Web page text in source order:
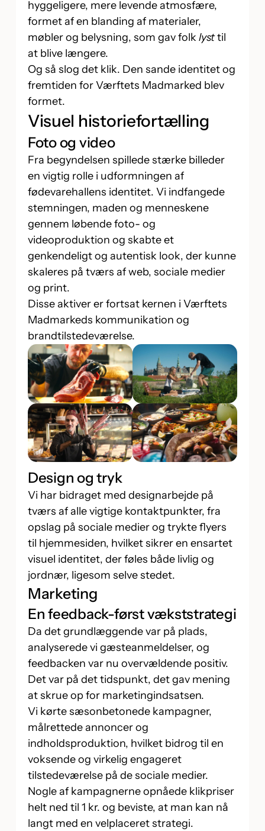
hyggeligere, mere levende atmosfære,
formet af en blanding af materialer,
møbler og belysning, som gav folk lysttil
at blive længere.
Og så slog det klik. Den sande identitet og
fremtiden for Værftets Madmarked blev
formet.
Visuel historiefortælling
Foto og video
Fra begyndelsen spillede stærke billeder
en vigtig rolle i udformningen af
fødevarehallens identitet. Vi indfangede
stemningen, maden og menneskene
gennem løbende foto- og
videoproduktion og skabte et
genkendeligt og autentisk look, der kunne
skaleres på tværs af web, sociale medier
og print.
Disse aktiver er fortsat kernen i Værftets
Madmarkeds kommunikation og
brandtilstedeværelse.
Design og tryk
Vi har bidraget med designarbejde på
tværs af alle vigtige kontaktpunkter, fra
opslag på sociale medier og trykte flyers
til hjemmesiden, hvilket sikrer en ensartet
visuel identitet, der føles både livlig og
jordnær, ligesom selve stedet.
Marketing
En feedback-først vækststrategi
Da det grundlæggende var på plads,
analyserede vi gæsteanmeldelser, og
feedbacken var nu overvældende positiv.
Det var på det tidspunkt, det gav mening
at skrue op for marketingindsatsen.
Vi kørte sæsonbetonede kampagner,
målrettede annoncer og
indholdsproduktion, hvilket bidrog til en
voksende og virkelig engageret
tilstedeværelse på de sociale medier.
Nogle af kampagnerne opnåede klikpriser
helt ned til 1 kr. og beviste, at man kan nå
langt med en velplaceret strategi.